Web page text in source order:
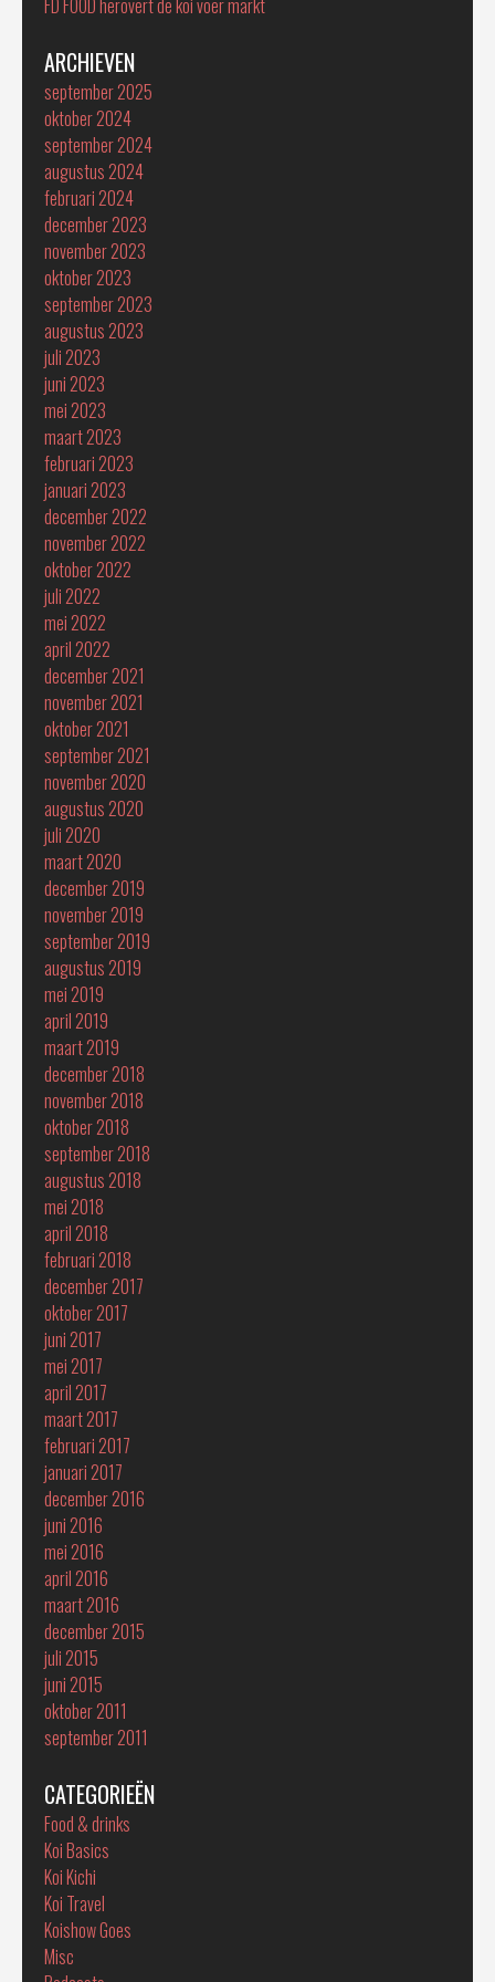
FD FOOD herovert de koi voer markt
ARCHIEVEN
september 2025
oktober 2024
september 2024
augustus 2024
februari 2024
december 2023
november 2023
oktober 2023
september 2023
augustus 2023
juli 2023
juni 2023
mei 2023
maart 2023
februari 2023
januari 2023
december 2022
november 2022
oktober 2022
juli 2022
mei 2022
april 2022
december 2021
november 2021
oktober 2021
september 2021
november 2020
augustus 2020
juli 2020
maart 2020
december 2019
november 2019
september 2019
augustus 2019
mei 2019
april 2019
maart 2019
december 2018
november 2018
oktober 2018
september 2018
augustus 2018
mei 2018
april 2018
februari 2018
december 2017
oktober 2017
juni 2017
mei 2017
april 2017
maart 2017
februari 2017
januari 2017
december 2016
juni 2016
mei 2016
april 2016
maart 2016
december 2015
juli 2015
juni 2015
oktober 2011
september 2011
CATEGORIEËN
Food & drinks
Koi Basics
Koi Kichi
Koi Travel
Koishow Goes
Misc